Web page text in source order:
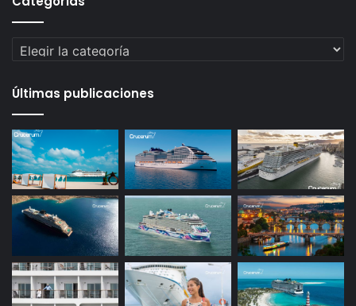
Categorías
Últimas publicaciones